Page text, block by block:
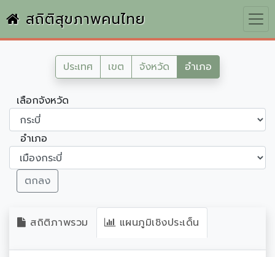
สถิติสุขภาพคนไทย
ประเทศ เขต จังหวัด อำเภอ
เลือกจังหวัด
อำเภอ
ตกลง
สถิติภาพรวม แผนภูมิเชิงประเด็น